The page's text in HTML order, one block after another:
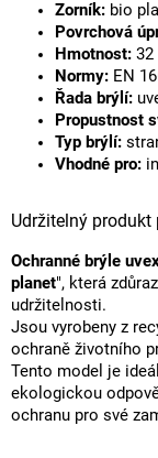
Zorník: bio
Povrchová
Hmotnost: 32
Normy: EN
Řada brýlí:
Propustnost
Typ brýlí:
Vhodné pro:
Udržitelný
Ochranné brýle
planet", která
udržitelnosti.
Jsou vyrobeny z
ochraně životního
Tento model je
ekologickou
ochranu pro své